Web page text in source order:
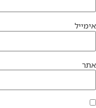
אימייל
אתר